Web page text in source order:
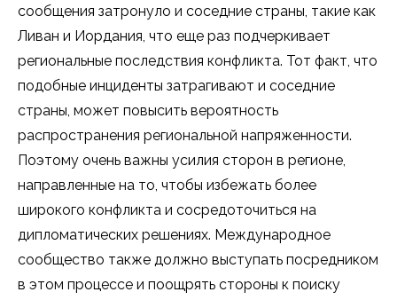
сообщения затронуло и соседние страны, такие как
Ливан и Иордания, что еще раз подчеркивает
региональные последствия конфликта. Тот факт, что
подобные инциденты затрагивают и соседние
страны, может повысить вероятность
распространения региональной напряженности.
Поэтому очень важны усилия сторон в регионе,
направленные на то, чтобы избежать более
широкого конфликта и сосредоточиться на
дипломатических решениях. Международное
сообщество также должно выступать посредником
в этом процессе и поощрять стороны к поиску